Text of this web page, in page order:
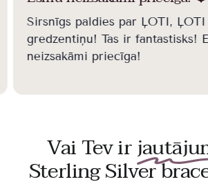
Sirsnīgs paldies par ĻOTI,
gredzentiņu! Tas ir fantastisks!
neizsakāmi priecīga!
Vai Tev ir
Sterling Silver